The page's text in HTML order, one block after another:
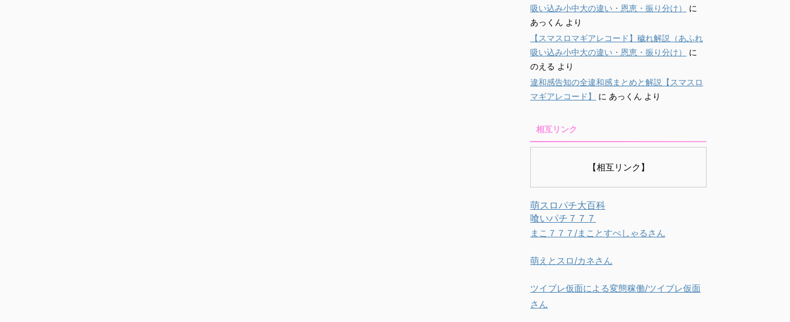
吸い込み小中大の違い・恩恵・振り分け）
に
あっくん より
【スマスロマギアレコード】穢れ解説（あふれ
吸い込み小中大の違い・恩恵・振り分け）
に
のえる より
違和感告知の全違和感まとめと解説【スマスロ
マギアレコード】
に あっくん より
相互リンク
【相互リンク】
萌スロパチ大百科
喰いパチ７７７
まこ７７７/まことすぺしゃるさん
萌えとスロ/カネさん
ツイブレ仮面による変態稼働/ツイブレ仮面
さん